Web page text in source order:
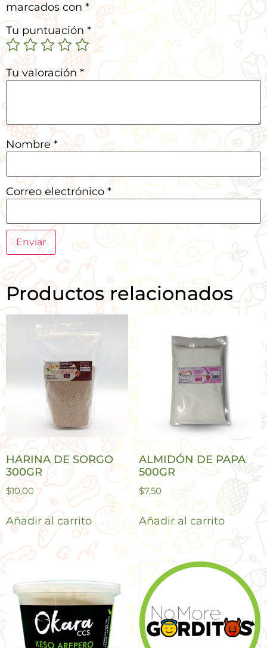
marcados con *
Tu puntuación *
Tu valoración *
Nombre*
Correo electrónico*
Productos relacionados
HARINA DE SORGO
300GR
$10,00
Añadir al carrito
ALMIDÓN DE PAPA
500GR
$7,50
Añadir al carrito